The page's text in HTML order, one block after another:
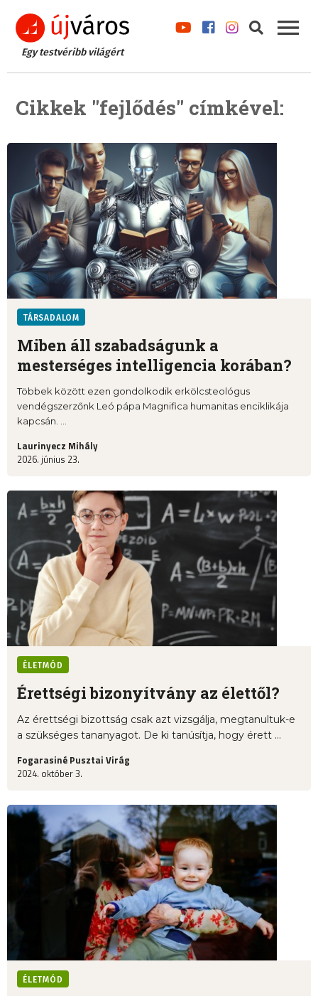
Egy testvéribb világért
Cikkek "fejlődés" címkével:
TÁRSADALOM
Miben áll szabadságunk a
mesterséges intelligencia korában?
Többek között ezen gondolkodik erkölcsteológus
vendégszerzőnk Leó pápa Magnifica humanitas enciklikája
kapcsán. ...
Laurinyecz Mihály
2026. június 23.
ÉLETMÓD
Érettségi bizonyítvány az élettől?
Az érettségi bizottság csak azt vizsgálja, megtanultuk-e
a szükséges tananyagot. De ki tanúsítja, hogy érett ...
Fogarasiné Pusztai Virág
2024. október 3.
ÉLETMÓD